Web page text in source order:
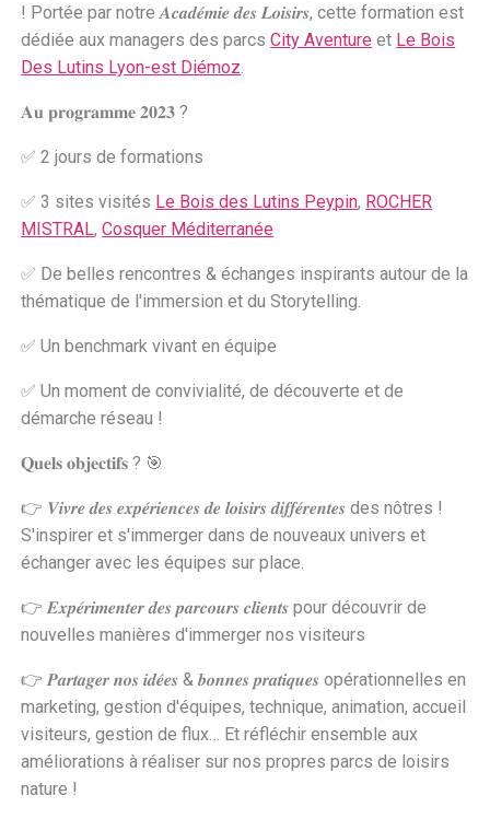
! Portée par notre 𝑨𝒄𝒂𝒅𝒆́𝒎𝒊𝒆 𝒅𝒆𝒔 𝑳𝒐𝒊𝒔𝒊𝒓𝒔, cette formation est
dédiée aux managers des parcsCity Aventure et Le Bois
Des Lutins Lyon-est Diémoz
𝐀𝐮 𝐩𝐫𝐨𝐠𝐫𝐚𝐦𝐦𝐞 𝟐𝟎𝟐𝟑 ?
✅ 2 jours de formations
✅ 3 sites visités Le Bois des Lutins Peypin, ROCHER
MISTRAL,Cosquer Méditerranée
✅ De belles rencontres & échanges inspirants autour de la
thématique de l'immersion et du Storytelling.
✅ Un benchmark vivant en équipe
✅ Un moment de convivialité, de découverte et de
démarche réseau !
𝐐𝐮𝐞𝐥𝐬 𝐨𝐛𝐣𝐞𝐜𝐭𝐢𝐟𝐬 ? 🎯
👉 𝑽𝒊𝒗𝒓𝒆 𝒅𝒆𝒔 𝒆𝒙𝒑𝒆́𝒓𝒊𝒆𝒏𝒄𝒆𝒔 𝒅𝒆 𝒍𝒐𝒊𝒔𝒊𝒓𝒔 𝒅𝒊𝒇𝒇𝒆́𝒓𝒆𝒏𝒕𝒆𝒔 des nôtres !
S'inspirer et s'immerger dans de nouveaux univers et
échanger avec les équipes sur place.
👉 𝑬𝒙𝒑𝒆́𝒓𝒊𝒎𝒆𝒏𝒕𝒆𝒓 𝒅𝒆𝒔 𝒑𝒂𝒓𝒄𝒐𝒖𝒓𝒔 𝒄𝒍𝒊𝒆𝒏𝒕𝒔 pour découvrir de
nouvelles manières d'immerger nos visiteurs
👉 𝑷𝒂𝒓𝒕𝒂𝒈𝒆𝒓 𝒏𝒐𝒔 𝒊𝒅𝒆́𝒆𝒔 & 𝒃𝒐𝒏𝒏𝒆𝒔 𝒑𝒓𝒂𝒕𝒊𝒒𝒖𝒆𝒔 opérationnelles en
marketing, gestion d'équipes, technique, animation, accueil
visiteurs, gestion de flux… Et réfléchir ensemble aux
améliorations à réaliser sur nos propres parcs de loisirs
nature !